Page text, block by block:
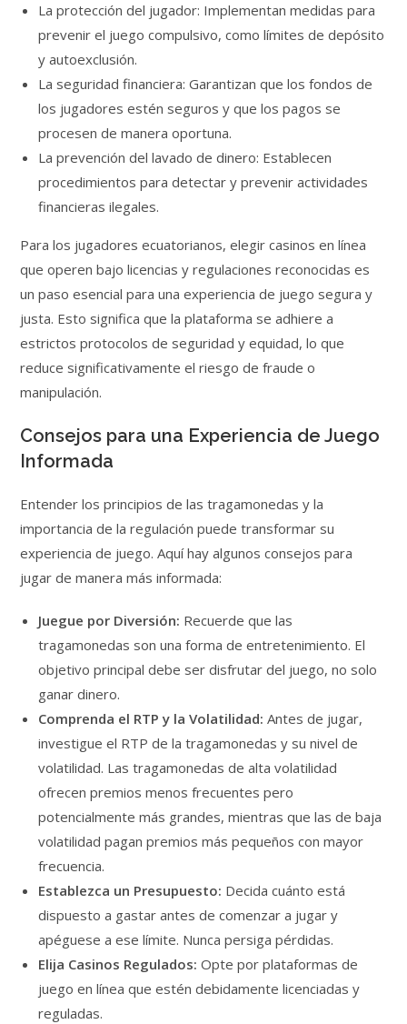
La protección del jugador: Implementan medidas para
prevenir el juego compulsivo, como límites de depósito
y autoexclusión.
La seguridad financiera: Garantizan que los fondos de
los jugadores estén seguros y que los pagos se
procesen de manera oportuna.
La prevención del lavado de dinero: Establecen
procedimientos para detectar y prevenir actividades
financieras ilegales.
Para los jugadores ecuatorianos, elegir casinos en línea
que operen bajo licencias y regulaciones reconocidas es
un paso esencial para una experiencia de juego segura y
justa. Esto significa que la plataforma se adhiere a
estrictos protocolos de seguridad y equidad, lo que
reduce significativamente el riesgo de fraude o
manipulación.
Consejos para una Experiencia de Juego
Informada
Entender los principios de las tragamonedas y la
importancia de la regulación puede transformar su
experiencia de juego. Aquí hay algunos consejos para
jugar de manera más informada:
Juegue por Diversión: Recuerde que las
tragamonedas son una forma de entretenimiento. El
objetivo principal debe ser disfrutar del juego, no solo
ganar dinero.
Comprenda el RTP y la Volatilidad: Antes de jugar,
investigue el RTP de la tragamonedas y su nivel de
volatilidad. Las tragamonedas de alta volatilidad
ofrecen premios menos frecuentes pero
potencialmente más grandes, mientras que las de baja
volatilidad pagan premios más pequeños con mayor
frecuencia.
Establezca un Presupuesto: Decida cuánto está
dispuesto a gastar antes de comenzar a jugar y
apéguese a ese límite. Nunca persiga pérdidas.
Elija Casinos Regulados: Opte por plataformas de
juego en línea que estén debidamente licenciadas y
reguladas.